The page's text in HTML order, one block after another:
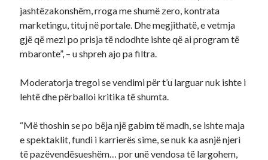
jashtëzakonshëm, rroga me shumë zero, kontrata
marketingu, tituj në portale. Dhe megjithatë, e vetmja
gjë që mezi po prisja të ndodhte ishte që ai program të
mbaronte”, – u shpreh ajo pa filtra.
Moderatorja tregoi se vendimi për t’u larguar nuk ishte i
lehtë dhe përballoi kritika të shumta.
“Më thoshin se po bëja një gabim të madh, se ishte maja
e spektaklit, fundi i karrierës sime, se nuk ka asnjë njeri
të pazëvendësueshëm… por unë vendosa të largohem,